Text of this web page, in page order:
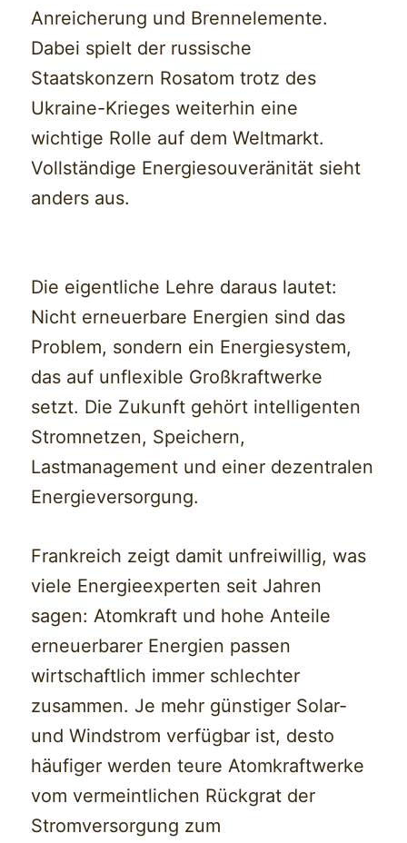
Anreicherung und Brennelemente.
Dabei spielt der russische
Staatskonzern Rosatom trotz des
Ukraine-Krieges weiterhin eine
wichtige Rolle auf dem Weltmarkt.
Vollständige Energiesouveränität sieht
anders aus.
Die eigentliche Lehre daraus lautet:
Nicht erneuerbare Energien sind das
Problem, sondern ein Energiesystem,
das auf unflexible Großkraftwerke
setzt. Die Zukunft gehört intelligenten
Stromnetzen, Speichern,
Lastmanagement und einer dezentralen
Energieversorgung.
Frankreich zeigt damit unfreiwillig, was
viele Energieexperten seit Jahren
sagen: Atomkraft und hohe Anteile
erneuerbarer Energien passen
wirtschaftlich immer schlechter
zusammen. Je mehr günstiger Solar-
und Windstrom verfügbar ist, desto
häufiger werden teure Atomkraftwerke
vom vermeintlichen Rückgrat der
Stromversorgung zum